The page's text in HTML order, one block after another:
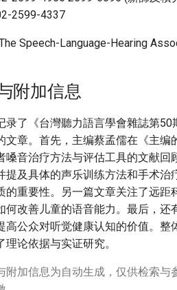
2599-4337
Speech-Language-Hearing
附加信息
录了《台灣聽力語言學會雜誌第
文章。首先，主编蔡孟儒在《主
嗓音治疗方法与评估工具的文献
提及具体的声乐训练方法和手术
的重要性。另一篇文章关注了远
何改善儿童的语音能力。最后，
高公众对听觉健康认知的价值。
理论依据与实证研究。
附加信息为自动生成，仅供检索